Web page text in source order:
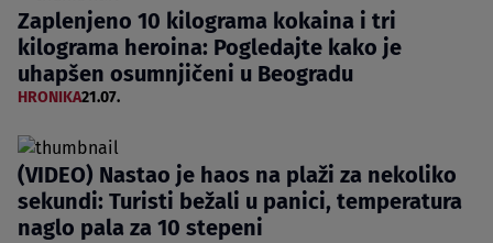
Zaplenjeno 10 kilograma kokaina i tri
kilograma heroina: Pogledajte kako je
uhapšen osumnjičeni u Beogradu
HRONIKA21.07.
(VIDEO) Nastao je haos na plaži za nekoliko
sekundi: Turisti bežali u panici, temperatura
naglo pala za 10 stepeni